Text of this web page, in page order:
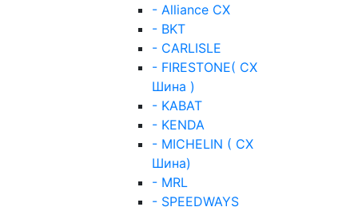
- Alliance СХ
- BKT
- CARLISLE
- FIRESTONE( СХ
Шина )
- KABAT
- KENDA
- MICHELIN ( СХ
Шина)
- MRL
- SPEEDWAYS